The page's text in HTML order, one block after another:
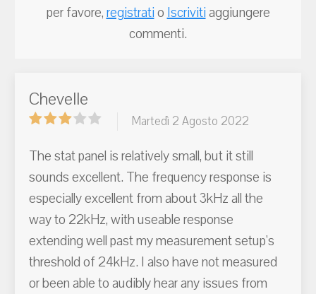
per favore,registratio Iscrivitiaggiungere
commenti.
Chevelle
Martedì 2 Agosto 2022
The stat panel is relatively small, but it still
sounds excellent. The frequency response is
especially excellent from about 3kHz all the
way to 22kHz, with useable response
extending well past my measurement setup's
threshold of 24kHz. I also have not measured
or been able to audibly hear any issues from